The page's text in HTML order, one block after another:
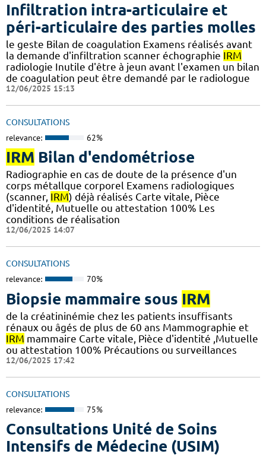
Infiltration intra-articulaire et
péri-articulaire des parties molles
le geste Bilan de coagulation Examens réalisés avant
la demande d'infiltration scanner échographie IRM
radiologie Inutile d'être à jeun avant l'examen un bilan
de coagulation peut être demandé par le radiologue
12/06/2025 15:13
CONSULTATIONS
relevance: 62%
IRM Bilan d'endométriose
Radiographie en cas de doute de la présence d'un
corps métallque corporel Examens radiologiques
(scanner, IRM) déjà réalisés Carte vitale, Pièce
d'identité, Mutuelle ou attestation 100% Les
conditions de réalisation
12/06/2025 14:07
CONSULTATIONS
relevance: 70%
Biopsie mammaire sous IRM
de la créatininémie chez les patients insuffisants
rénaux ou âgés de plus de 60 ans Mammographie et
IRM mammaire Carte vitale, Pièce d'identité ,Mutuelle
ou attestation 100% Précautions ou surveillances
12/06/2025 17:42
CONSULTATIONS
relevance: 75%
Consultations Unité de Soins
Intensifs de Médecine (USIM)